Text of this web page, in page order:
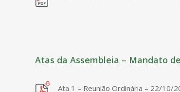
Atas da Assembleia – Mandato
Ata 1 – Reunião Ordinária – 22/10/